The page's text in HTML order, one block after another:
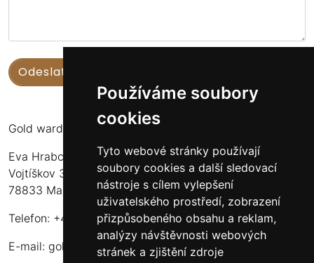
Používáme soubory
cookies
Tyto webové stránky používají
soubory cookies a další sledovací
nástroje s cílem vylepšení
uživatelského prostředí, zobrazení
přizpůsobeného obsahu a reklam,
analýzy návštěvnosti webových
stránek a zjištění zdroje
Gold warden
Eva Hrabcová
Vojtíškov 3
78833 Malá Morava
Telefon: +420 777 549 171
E-mail: goldwarden@gmail.com